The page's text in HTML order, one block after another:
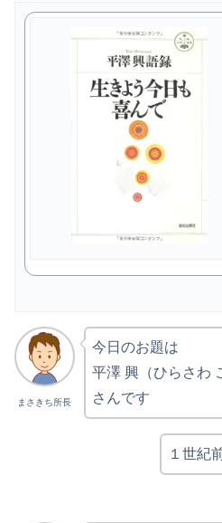
まさきち所長
今日のお題は
平澤 興（ひらさわ
さんです
１世紀